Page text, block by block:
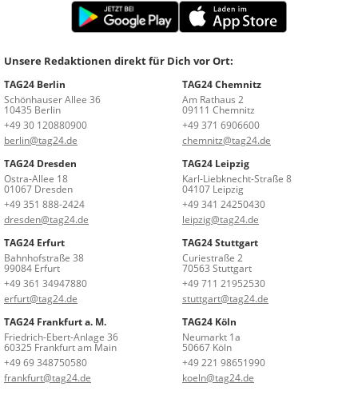
Unsere Redaktionen direkt für Dich vor Ort:
TAG24 Berlin
Schönhauser Allee 36
10435 Berlin
+49 30 120880900
berlin@tag24.de
TAG24 Chemnitz
Am Rathaus 2
09111 Chemnitz
+49 371 6906600
chemnitz@tag24.de
TAG24 Dresden
Ostra-Allee 18
01067 Dresden
+49 351 888-2424
dresden@tag24.de
TAG24 Leipzig
Karl-Liebknecht-Straße 8
04107 Leipzig
+49 341 24250430
leipzig@tag24.de
TAG24 Erfurt
Bahnhofstraße 38
99084 Erfurt
+49 361 34947880
erfurt@tag24.de
TAG24 Stuttgart
Curiestraße 2
70563 Stuttgart
+49 711 21952530
stuttgart@tag24.de
TAG24 Frankfurt a. M.
Friedrich-Ebert-Anlage 36
60325 Frankfurt am Main
+49 69 348750580
frankfurt@tag24.de
TAG24 Köln
Neumarkt 1a
50667 Köln
+49 221 98651990
koeln@tag24.de